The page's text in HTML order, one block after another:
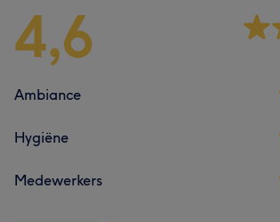
4,6
Ambiance
Hygiëne
Medewerkers